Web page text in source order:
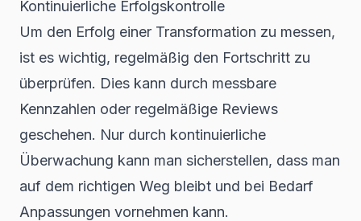
Kontinuierliche Erfolgskontrolle
Um den Erfolg einer Transformation zu messen,
ist es wichtig, regelmäßig den Fortschritt zu
überprüfen. Dies kann durch messbare
Kennzahlen oder regelmäßige Reviews
geschehen. Nur durch kontinuierliche
Überwachung kann man sicherstellen, dass man
auf dem richtigen Weg bleibt und bei Bedarf
Anpassungen vornehmen kann.